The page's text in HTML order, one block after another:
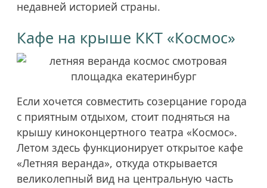
недавней историей страны.
Кафе на крыше ККТ «Космос»
Если хочется совместить созерцание города
с приятным отдыхом, стоит подняться на
крышу киноконцертного театра «Космос».
Летом здесь функционирует открытое кафе
«Летняя веранда», откуда открывается
великолепный вид на центральную часть